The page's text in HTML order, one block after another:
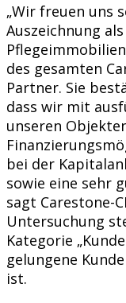
„Wir freuen uns
Auszeichnung
des gesamten
Partner. Sie
dass wir mit
unseren
bei der
sowie eine sehr
sagt Carestone-
Untersuchung
Kategorie
gelungene
ist.